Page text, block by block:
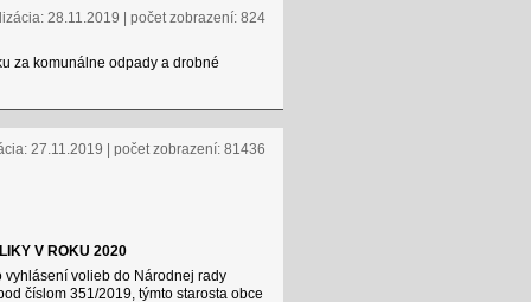
za komunálne odpady a drobné
28.11.2019 | počet zobrazení: 824
V ROKU 2020
vyhlásení volieb do Národnej rady
číslom 351/2019, týmto starosta obce
27.11.2019 | počet zobrazení: 81436